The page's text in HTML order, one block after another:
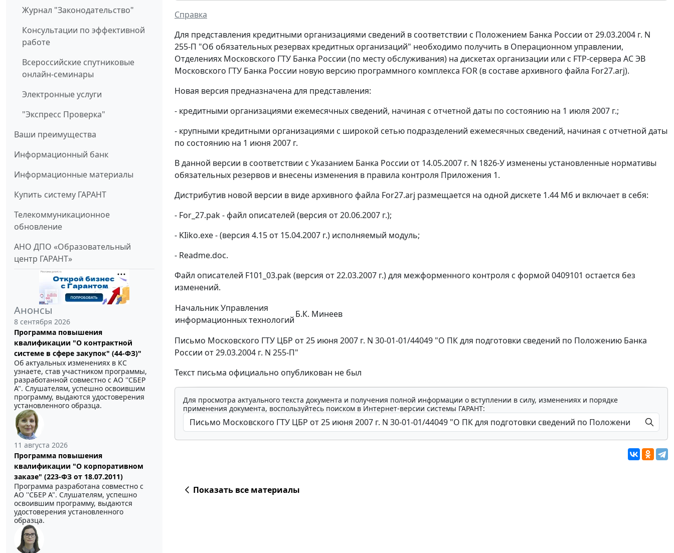
Журнал "Законодательство"
Консультации по эффективной
работе
Всероссийские спутниковые
онлайн-семинары
Электронные услуги
"Экспресс Проверка"
Ваши преимущества
Информационный банк
Информационные материалы
Купить систему ГАРАНТ
Телекоммуникационное
обновление
АНО ДПО «Образовательный
центр ГАРАНТ»
Анонсы
8 сентября 2026
Программа повышения
квалификации "О контрактной
системе в сфере закупок" (44-ФЗ)"
Об актуальных изменениях в КС
узнаете, став участником программы,
разработанной совместно с АО ''СБЕР
А". Слушателям, успешно освоившим
программу, выдаются удостоверения
установленного образца.
11 августа 2026
Программа повышения
квалификации "О корпоративном
заказе" (223-ФЗ от 18.07.2011)
Программа разработана совместно с
АО ''СБЕР А". Слушателям, успешно
освоившим программу, выдаются
удостоверения установленного
образца.
Справка
Для представления кредитными организациями сведений в соответствии с Положением Банка России от 29.03.2004 г. N
255-П "Об обязательных резервах кредитных организаций" необходимо получить в Операционном управлении,
Отделениях Московского ГТУ Банка России (по месту обслуживания) на дискетах организации или с FTP-сервера АС ЭВ
Московского ГТУ Банка России новую версию программного комплекса FOR (в составе архивного файла For27.arj).
Новая версия предназначена для представления:
- кредитными организациями ежемесячных сведений, начиная с отчетной даты по состоянию на 1 июля 2007 г.;
- крупными кредитными организациями с широкой сетью подразделений ежемесячных сведений, начиная с отчетной даты
по состоянию на 1 июня 2007 г.
В данной версии в соответствии с Указанием Банка России от 14.05.2007 г. N 1826-У изменены установленные нормативы
обязательных резервов и внесены изменения в правила контроля Приложения 1.
Дистрибутив новой версии в виде архивного файла For27.arj размещается на одной дискете 1.44 Мб и включает в себя:
- For_27.pak - файл описателей (версия от 20.06.2007 г.);
- KIiko.exe - (версия 4.15 от 15.04.2007 г.) исполняемый модуль;
- Readme.doc.
Файл описателей F101_03.pak (версия от 22.03.2007 г.) для межформенного контроля с формой 0409101 остается без
изменений.
Начальник Управления
информационных технологий
Б.К. Минеев
Письмо Московского ГТУ ЦБР от 25 июня 2007 г. N 30-01-01/44049 "О ПК для подготовки сведений по Положению Банка
России от 29.03.2004 г. N 255-П"
Текст письма официально опубликован не был
Для просмотра актуального текста документа и получения полной информации о вступлении в силу, изменениях и порядке
применения документа, воспользуйтесь поиском в Интернет-версии системы ГАРАНТ:
Показать все материалы